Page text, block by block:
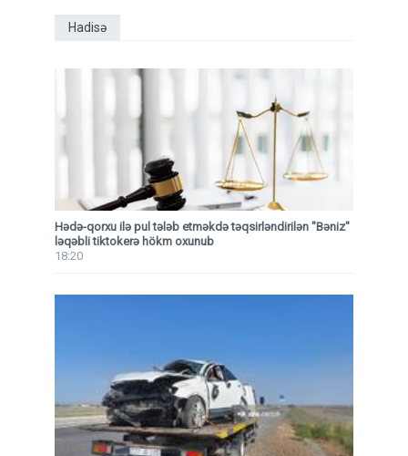
Hadisə
Hədə-qorxu ilə pul tələb etməkdə təqsirləndirilən "Bəniz"
ləqəbli tiktokerə hökm oxunub
18:20